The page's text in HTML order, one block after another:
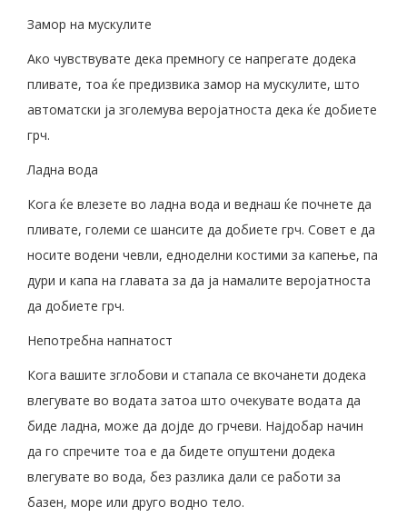
Замор на мускулите
Ако чувствувате дека премногу се напрегате додека
пливате, тоа ќе предизвика замор на мускулите, што
автоматски ја зголемува веројатноста дека ќе добиете
грч.
Ладна вода
Кога ќе влезете во ладна вода и веднаш ќе почнете да
пливате, големи се шансите да добиете грч. Совет е да
носите водени чевли, едноделни костими за капење, па
дури и капа на главата за да ја намалите веројатноста
да добиете грч.
Непотребна напнатост
Кога вашите зглобови и стапала се вкочанети додека
влегувате во водата затоа што очекувате водата да
биде ладна, може да дојде до грчеви. Најдобар начин
да го спречите тоа е да бидете опуштени додека
влегувате во вода, без разлика дали се работи за
базен, море или друго водно тело.